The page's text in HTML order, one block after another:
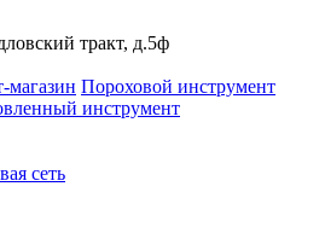
тракт, д.5ф
магазин Пороховой инструмент
инструмент
сеть